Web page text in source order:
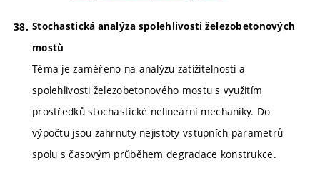
Stochastická analýza spolehlivosti železobetonových
mostů
Téma je zaměřeno na analýzu zatížitelnosti a
spolehlivosti železobetonového mostu s využitím
prostředků stochastické nelineární mechaniky. Do
výpočtu jsou zahrnuty nejistoty vstupních parametrů
spolu s časovým průběhem degradace konstrukce.